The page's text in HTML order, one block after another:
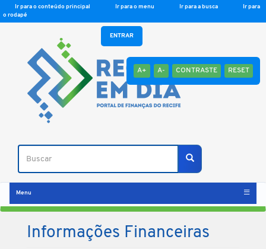
Ir para o conteúdo principal Ir para o menu Ir para a busca
Ir para
o rodapé
A+ A- CONTRASTE RESET
Buscar
Buscar
ENTRAR
Menu
Informações Financeiras